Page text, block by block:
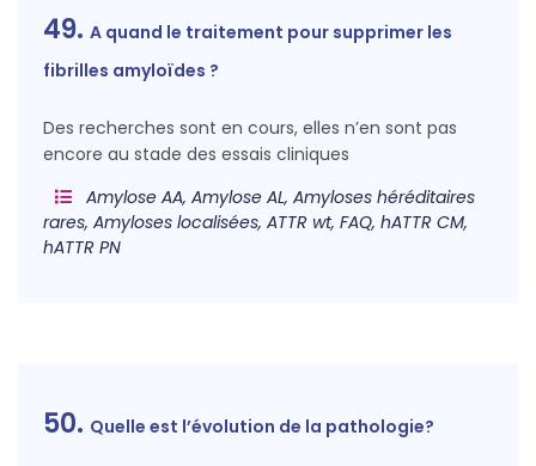
49. A quand le traitement pour supprimer les
fibrilles amyloïdes ?
Des recherches sont en cours, elles n’en sont pas
encore au stade des essais cliniques
Amylose AA, Amylose AL, Amyloses héréditaires
rares, Amyloses localisées, ATTR wt, FAQ, hATTR CM,
hATTR PN
50. Quelle est l’évolution de la pathologie?